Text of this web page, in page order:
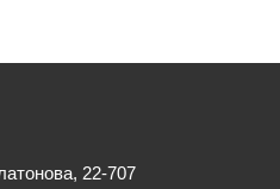
22-707